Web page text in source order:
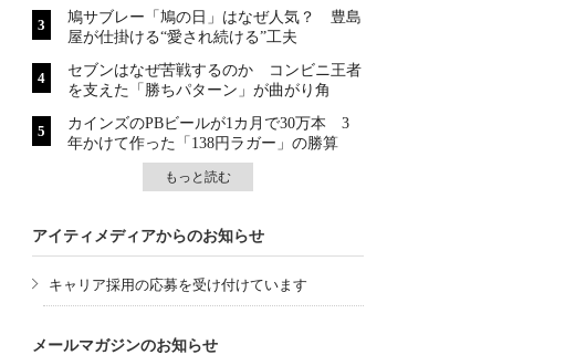
鳩サブレー「鳩の日」はなぜ人気？ 豊島
屋が仕掛ける“愛され続ける”工夫
セブンはなぜ苦戦するのか コンビニ王者
を支えた「勝ちパターン」が曲がり角
カインズのPBビールが1カ月で30万本 3
年かけて作った「138円ラガー」の勝算
もっと読む
アイティメディアからのお知らせ
キャリア採用の応募を受け付けています
メールマガジンのお知らせ